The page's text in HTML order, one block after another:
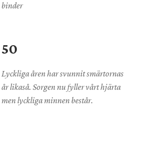
binder
50
Lyckliga åren har svunnit smärtornas
år likaså. Sorgen nu fyller vårt hjärta
men lyckliga minnen består.